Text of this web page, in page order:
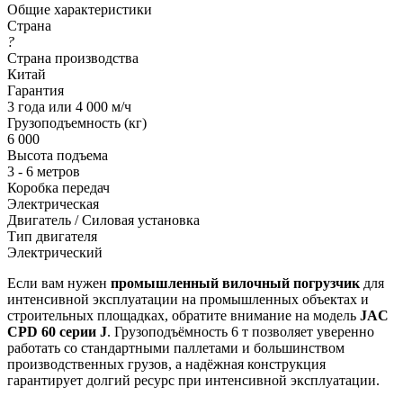
Общие характеристики
Страна
?
Страна производства
Китай
Гарантия
3 года или 4 000 м/ч
Грузоподъемность (кг)
6 000
Высота подъема
3 - 6 метров
Коробка передач
Электрическая
Двигатель / Силовая установка
Тип двигателя
Электрический
Если вам нужен промышленный вилочный погрузчик для
интенсивной эксплуатации на промышленных объектах и
строительных площадках, обратите внимание на модель JAC
CPD 60 серии J. Грузоподъёмность 6 т позволяет уверенно
работать со стандартными паллетами и большинством
производственных грузов, а надёжная конструкция
гарантирует долгий ресурс при интенсивной эксплуатации.